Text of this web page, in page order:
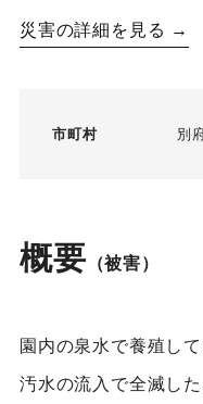
災害の詳細を見る →
市町村 別
概要 （被害）
園内の泉水で養殖し
汚水の流入で全滅した